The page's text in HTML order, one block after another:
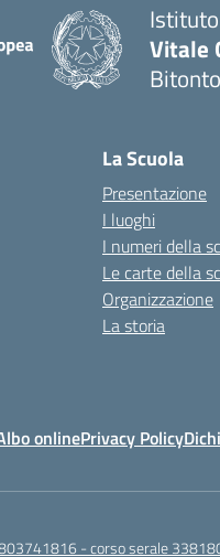
Vitale
Bitonto
La Scuola
Presentazione
I luoghi
I numeri della
Le carte della
Organizzazione
La storia
onlinePrivacy Policy
- corso serale